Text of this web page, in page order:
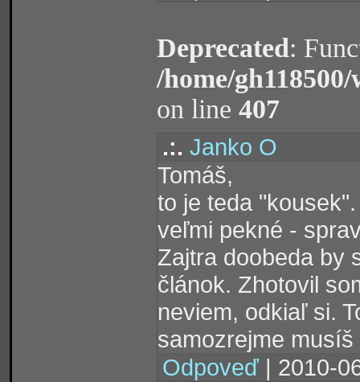
Deprecated:
/home/
on line 407
.:. Janko O
Tomáš,
to je teda
veľmi pekné -
Zajtra doobeda by
článok. Zhotovil
neviem, odkiaľ si.
samozrejme
Odpoveď | 2010-